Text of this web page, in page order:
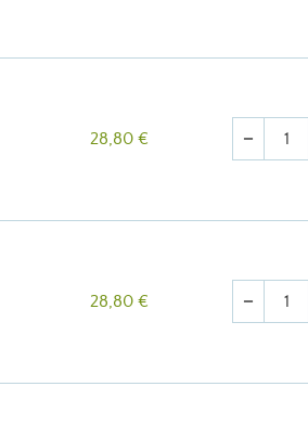
28,80 € Quantité
remove
28,80 € Quantité
remove